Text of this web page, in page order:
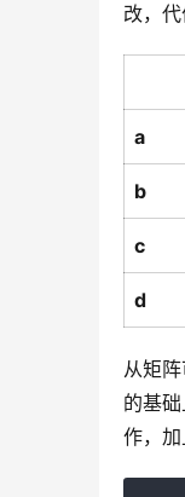
改，代
a
b
c
d
从矩
的基
作，